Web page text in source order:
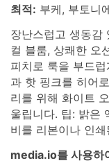
최적: 부케, 부토니
장난스럽고 생동감
컬 블룸, 상쾌한 오
피치로 룩을 부드
과 핫 핑크를 히어
리를 위해 화이트
울립니다. 팁: 밝은
비를 리본이나 인
media.io를 사용하